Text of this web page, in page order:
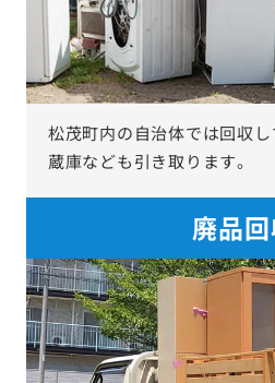
松茂町内の自治体では回収
蔵庫なども引き取ります。
廃品